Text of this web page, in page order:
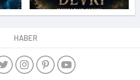
HABER